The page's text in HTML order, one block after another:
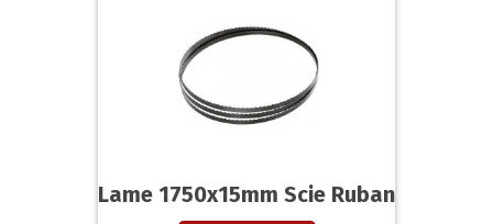
Lame 1750x15mm Scie Ruban